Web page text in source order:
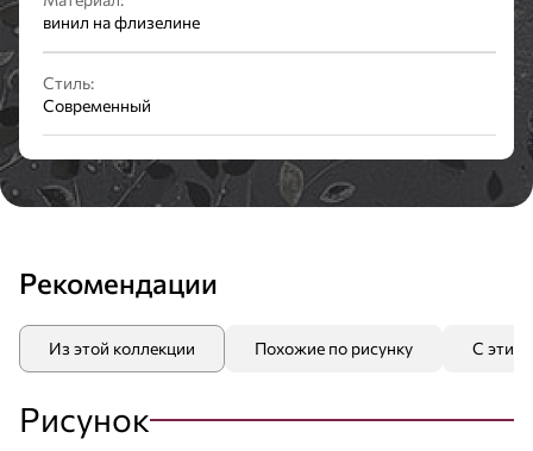
винил на флизелине
Стиль:
Современный
Рекомендации
Из этой коллекции Похожие по рисунку С этим
Рисунок